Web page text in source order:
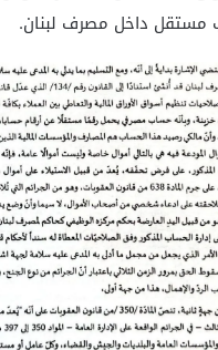
داخل مصرف لبنان.